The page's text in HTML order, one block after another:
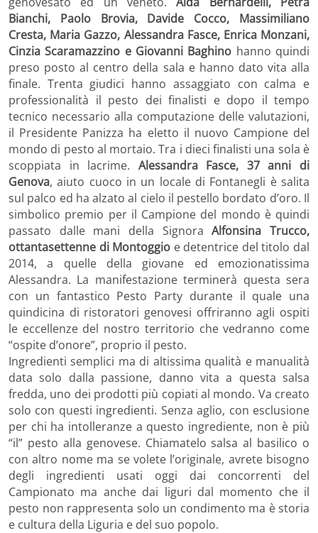
Bianchi, Paolo Brovia, Davide Cocco, Massimiliano
Cresta, Maria Gazzo, Alessandra Fasce, Enrica Monzani,
Cinzia Scaramazzino e Giovanni Baghino hanno quindi
preso posto al centro della sala e hanno dato vita alla
finale. Trenta giudici hanno assaggiato con calma e
professionalità il pesto dei finalisti e dopo il tempo
tecnico necessario alla computazione delle valutazioni,
il Presidente Panizza ha eletto il nuovo Campione del
mondo di pesto al mortaio. Tra i dieci finalisti una sola è
scoppiata in lacrime. Alessandra Fasce, 37 anni di
Genova, aiuto cuoco in un locale di Fontanegli è salita
sul palco ed ha alzato al cielo il pestello bordato d’oro. Il
simbolico premio per il Campione del mondo è quindi
passato dalle mani della SignoraAlfonsina Trucco,
ottantasettenne di Montoggio e detentrice del titolo dal
2014, a quelle della giovane ed emozionatissima
Alessandra. La manifestazione terminerà questa sera
con un fantastico Pesto Party durante il quale una
quindicina di ristoratori genovesi offriranno agli ospiti
le eccellenze del nostro territorio che vedranno come
“ospite d’onore”, proprio il pesto.
Ingredienti semplici ma di altissima qualità e manualità
data solo dalla passione, danno vita a questa salsa
fredda, uno dei prodotti più copiati al mondo. Va creato
solo con questi ingredienti. Senza aglio, con esclusione
per chi ha intolleranze a questo ingrediente, non è più
“il” pesto alla genovese. Chiamatelo salsa al basilico o
con altro nome ma se volete l’originale, avrete bisogno
degli ingredienti usati oggi dai concorrenti del
Campionato ma anche dai liguri dal momento che il
pesto non rappresenta solo un condimento ma è storia
e cultura della Liguria e del suo popolo.